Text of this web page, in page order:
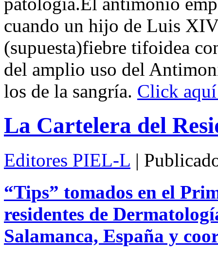
cuando un hijo de Luis
(supuesta)fiebre tifoidea
del amplio uso del
los de la sangría. Click
La Cartelera del
Editores PIEL-L |
“Tips” tomados en el
residentes de
Salamanca, España y